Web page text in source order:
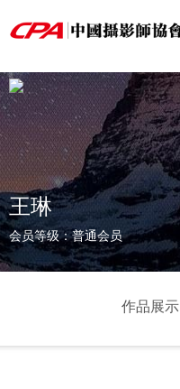
王琳
会员等级：普通会员
作品展示